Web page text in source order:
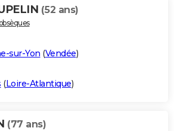
(52 ans)
sur-Yon (Vendée)
(Loire-Atlantique)
(77 ans)